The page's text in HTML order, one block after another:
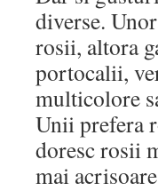
diverse.
rosii, altora
portocalii,
multicolore
Unii prefera
doresc rosii
mai